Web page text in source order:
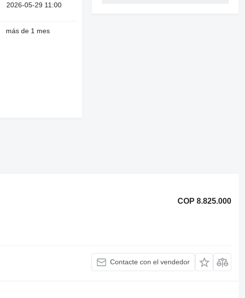
2026-05-29 11:00
más de 1 mes
COP 8.825.000
Contacte con el vendedor